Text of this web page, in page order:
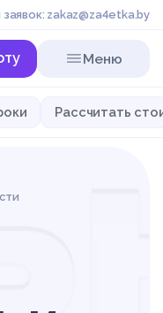
zakaz@za4etka.by
Меню
Рассчитать